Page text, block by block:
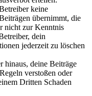
keine
übernimmt, die
nicht zur Kenntnis
dein
jederzeit zu löschen
hinaus, deine Beiträge
verstoßen oder
Dritten Schaden